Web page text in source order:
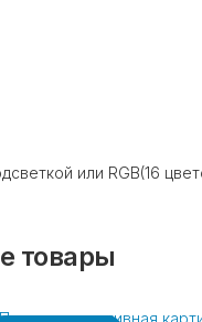
или RGB(16
товары